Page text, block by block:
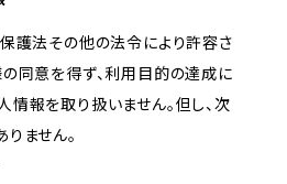
護法その他の法令により許容さ
同意を得ず、利用目的の達成に
報を取り扱いません。但し、次
ません。